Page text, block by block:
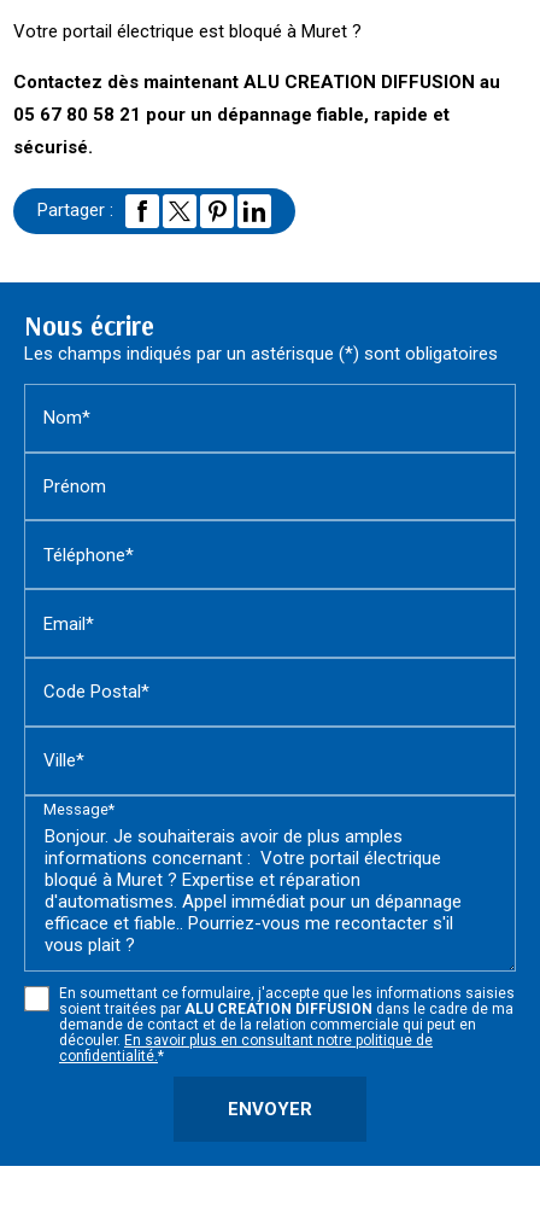
Votre portail électrique est bloqué à Muret ?
Contactez dès maintenant ALU CREATION DIFFUSION au
05 67 80 58 21 pour un dépannage fiable, rapide et
sécurisé.
Partager :
Nous écrire
Les champs indiqués par un astérisque (*) sont obligatoires
Nom*
Prénom
Téléphone*
Email*
Code Postal*
Ville*
Message*
En soumettant ce formulaire, j'accepte que les informations saisies
soient traitées par ALU CREATION DIFFUSION dans le cadre de ma
demande de contact et de la relation commerciale qui peut en
découler. En savoir plus en consultant notre politique de
confidentialité.*